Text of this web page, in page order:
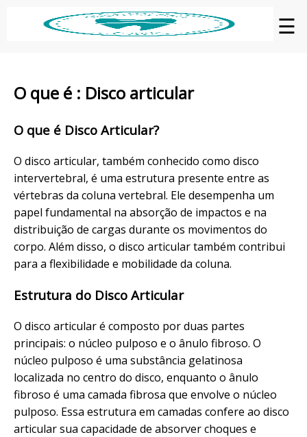
☰
O que é : Disco articular
O que é Disco Articular?
O disco articular, também conhecido como disco
intervertebral, é uma estrutura presente entre as
vértebras da coluna vertebral. Ele desempenha um
papel fundamental na absorção de impactos e na
distribuição de cargas durante os movimentos do
corpo. Além disso, o disco articular também contribui
para a flexibilidade e mobilidade da coluna.
Estrutura do Disco Articular
O disco articular é composto por duas partes
principais: o núcleo pulposo e o ânulo fibroso. O
núcleo pulposo é uma substância gelatinosa
localizada no centro do disco, enquanto o ânulo
fibroso é uma camada fibrosa que envolve o núcleo
pulposo. Essa estrutura em camadas confere ao disco
articular sua capacidade de absorver choques e